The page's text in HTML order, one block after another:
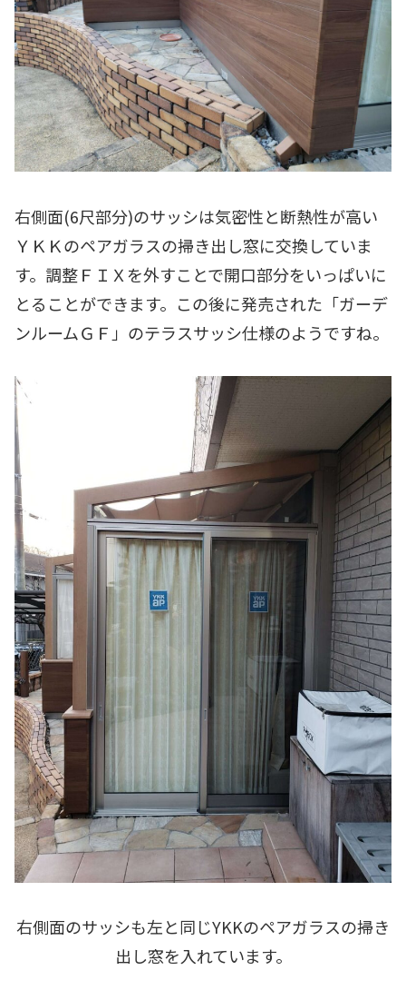
右側面(6尺部分)のサッシは気密性と断熱性が高い
ＹＫＫのペアガラスの掃き出し窓に交換していま
す。調整ＦＩＸを外すことで開口部分をいっぱいに
とることができます。この後に発売された「ガーデ
ンルームＧＦ」のテラスサッシ仕様のようですね。
右側面のサッシも左と同じYKKのペアガラスの掃き
出し窓を入れています。